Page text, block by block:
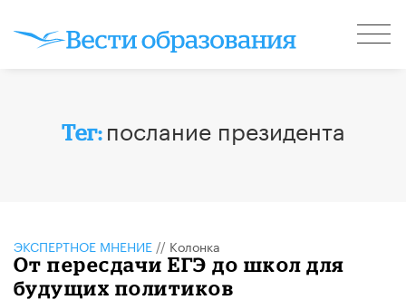
Тег: послание президента
ЭКСПЕРТНОЕ МНЕНИЕ // Колонка
От пересдачи ЕГЭ до школ для
будущих политиков